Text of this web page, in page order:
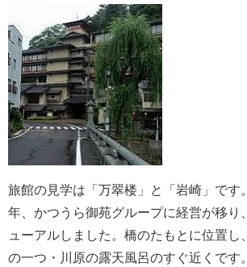
旅館の見学は「万翠楼」と「岩崎」です
年、かつうら御苑グループに経営が移り
ューアルしました。橋のたもとに位置し
の一つ・川原の露天風呂のすぐ近くです